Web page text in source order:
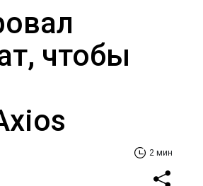
чтобы
2 мин